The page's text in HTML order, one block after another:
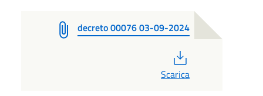
decreto 00076 03-09-2024
Scarica